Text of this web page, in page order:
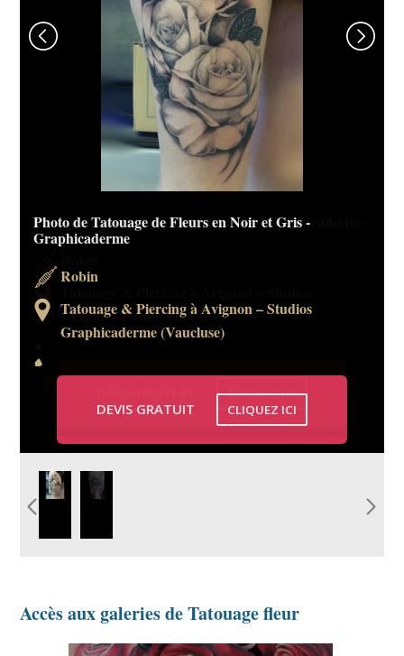
Photo de Tatouage de Fleurs en Noir et Gris -
Graphicaderme
Robin
Tatouage & Piercing à Avignon – Studios
Graphicaderme (Vaucluse)
DEVIS GRATUIT CLIQUEZ ICI
Idée de Tatouage de Fleurs Réalistes - Graphicaderme
Graphicaderme (Vaucluse)
CLIQUEZ ICI
image-tatouage-
roses-
tatouage-fleur-
bras-tournesol-
Accès aux galeries de Tatouage fleur